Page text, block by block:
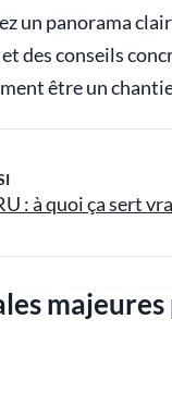
un panorama
des conseils
être un
: à quoi ça sert